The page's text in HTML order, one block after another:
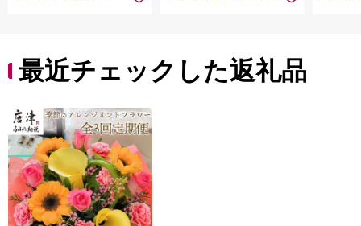
最近チェックした返礼品